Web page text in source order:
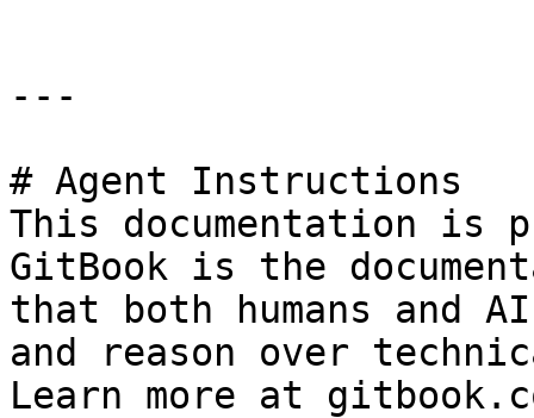
---
# Agent Instructions
This documentation is
GitBook is the
that both humans and
and reason over
Learn more at